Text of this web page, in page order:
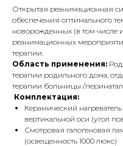
Открытая реанимационная
обеспечения оптимального
новорожденных (в том числе
реанимационных
терапии.
Область применения:
терапии родильного дома,
терапии больницы /
Комплектация:
Керамический
вертикальной оси (угол
Смотровая галогеновая
(освещенность 1000 люкс)